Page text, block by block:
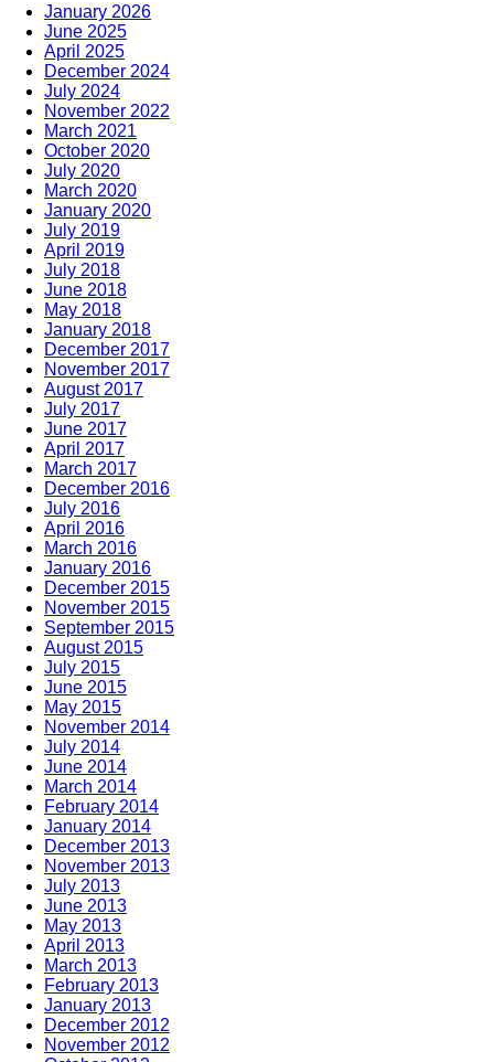
January 2026
June 2025
April 2025
December 2024
July 2024
November 2022
March 2021
October 2020
July 2020
March 2020
January 2020
July 2019
April 2019
July 2018
June 2018
May 2018
January 2018
December 2017
November 2017
August 2017
July 2017
June 2017
April 2017
March 2017
December 2016
July 2016
April 2016
March 2016
January 2016
December 2015
November 2015
September 2015
August 2015
July 2015
June 2015
May 2015
November 2014
July 2014
June 2014
March 2014
February 2014
January 2014
December 2013
November 2013
July 2013
June 2013
May 2013
April 2013
March 2013
February 2013
January 2013
December 2012
November 2012